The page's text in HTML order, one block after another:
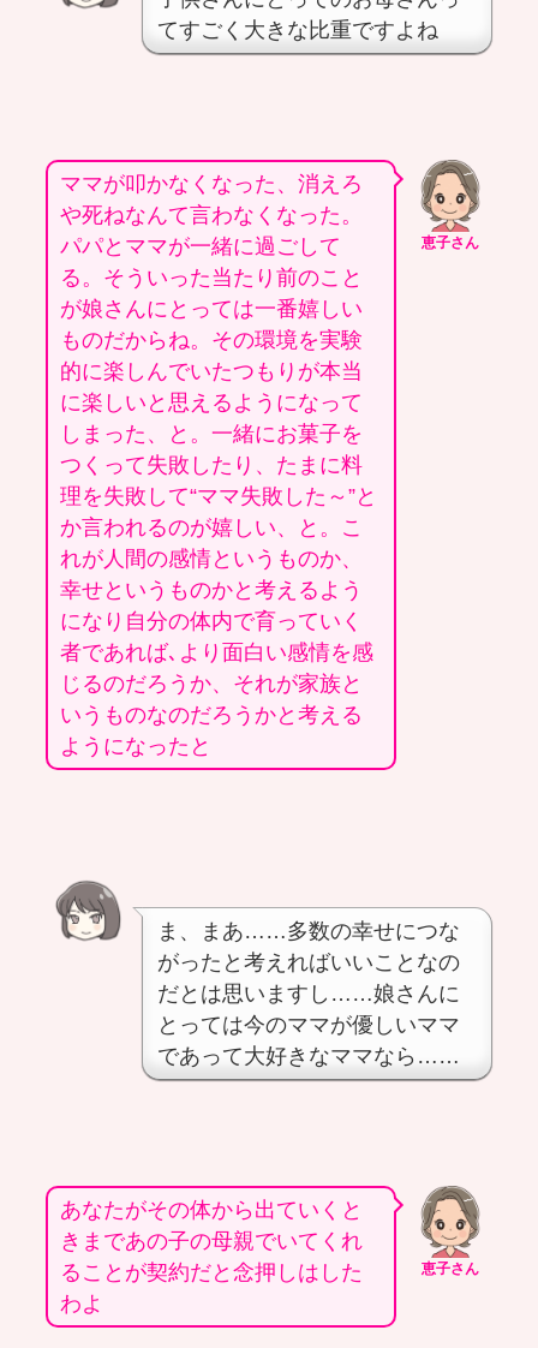
てすごく大きな比重ですよね
恵子さん
ママが叩かなくなった、消えろ
や死ねなんて言わなくなった。
パパとママが一緒に過ごして
る。そういった当たり前のこと
が娘さんにとっては一番嬉しい
ものだからね。その環境を実験
的に楽しんでいたつもりが本当
に楽しいと思えるようになって
しまった、と。一緒にお菓子を
つくって失敗したり、たまに料
理を失敗して“ママ失敗した～”と
か言われるのが嬉しい、と。こ
れが人間の感情というものか、
幸せというものかと考えるよう
になり自分の体内で育っていく
者であれば､より面白い感情を感
じるのだろうか、それが家族と
いうものなのだろうかと考える
ようになったと
ま、まあ……多数の幸せにつな
がったと考えればいいことなの
だとは思いますし……娘さんに
とっては今のママが優しいママ
であって大好きなママなら……
恵子さん
あなたがその体から出ていくと
きまであの子の母親でいてくれ
ることが契約だと念押しはした
わよ